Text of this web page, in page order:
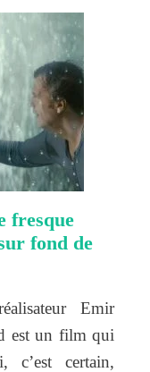
fresque
fond de
Emir
est un film qui
c’est certain,